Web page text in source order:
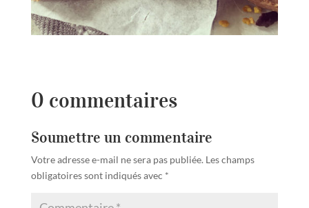
0 commentaires
Soumettre un commentaire
Votre adresse e-mail ne sera pas publiée. Les champs
obligatoires sont indiqués avec *